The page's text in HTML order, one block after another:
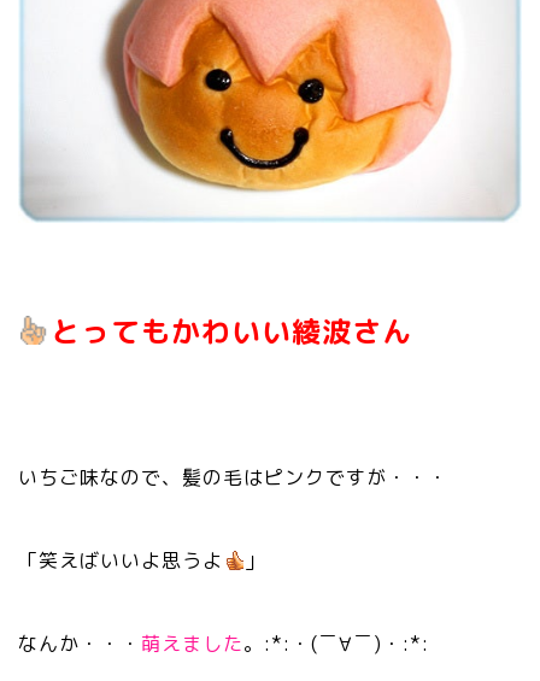
とってもかわいい綾波さん
いちご味なので、髪の毛はピンクですが・・・
「笑えばいいよ思うよ 」
なんか・・・ 萌えました。:*:・(￣∀￣)・:*: